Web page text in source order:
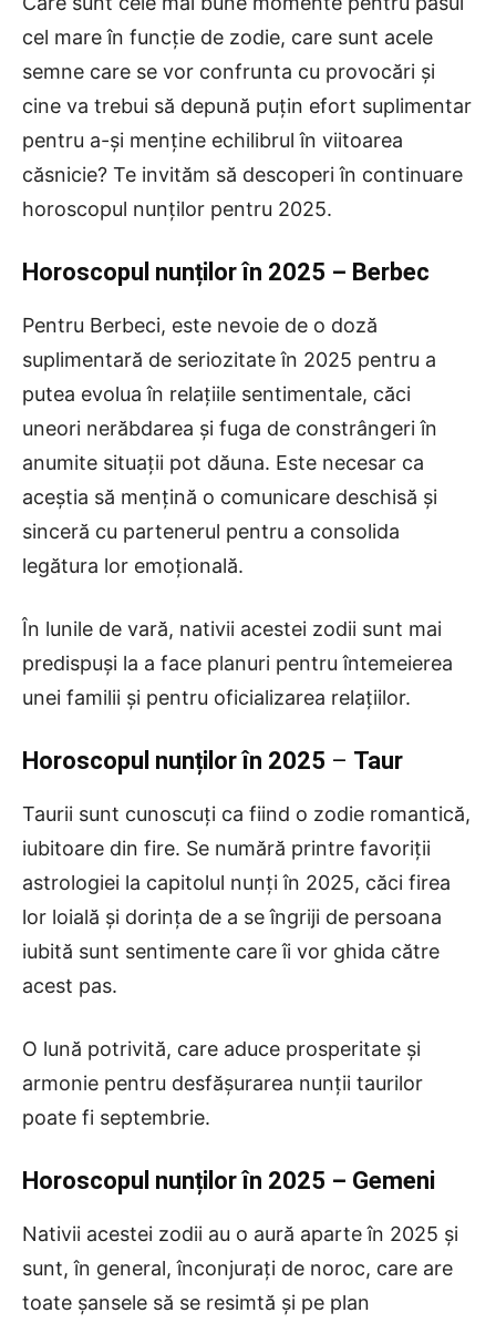
cel mare în funcție de zodie, care sunt acele
semne care se vor confrunta cu provocări și
cine va trebui să depună puțin efort suplimentar
pentru a-și menține echilibrul în viitoarea
căsnicie? Te invităm să descoperi în continuare
horoscopul nunților pentru 2025.
Horoscopul nunților în 2025 – Berbec
Pentru Berbeci, este nevoie de o doză
suplimentară de seriozitate în 2025 pentru a
putea evolua în relațiile sentimentale, căci
uneori nerăbdarea și fuga de constrângeri în
anumite situații pot dăuna. Este necesar ca
aceștia să mențină o comunicare deschisă și
sinceră cu partenerul pentru a consolida
legătura lor emoțională.
În lunile de vară, nativii acestei zodii sunt mai
predispuși la a face planuri pentru întemeierea
unei familii și pentru oficializarea relațiilor.
Horoscopul nunților în 2025 – Taur
Taurii sunt cunoscuți ca fiind o zodie romantică,
iubitoare din fire. Se numără printre favoriții
astrologiei la capitolul nunți în 2025, căci firea
lor loială și dorința de a se îngriji de persoana
iubită sunt sentimente care îi vor ghida către
acest pas.
O lună potrivită, care aduce prosperitate și
armonie pentru desfășurarea nunții taurilor
poate fi septembrie.
Horoscopul nunților în 2025 – Gemeni
Nativii acestei zodii au o aură aparte în 2025 și
sunt, în general, înconjurați de noroc, care are
toate șansele să se resimtă și pe plan